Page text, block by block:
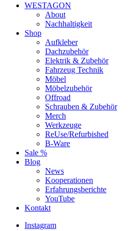
WESTAGON
About
Nachhaltigkeit
Shop
Aufkleber
Dachzubehör
Elektrik & Zubehör
Fahrzeug Technik
Möbel
Möbelzubehör
Offroad
Schrauben & Zubehör
Merch
Werkzeuge
ReUse/Refurbished
B-Ware
Sale %
Blog
News
Kooperationen
Erfahrungsberichte
YouTube
Kontakt
Instagram